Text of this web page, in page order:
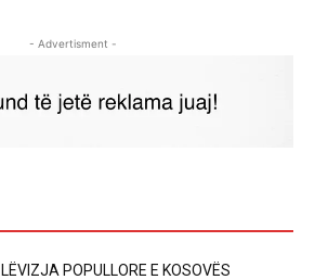
- Advertisment -
LËVIZJA POPULLORE E KOSOVËS